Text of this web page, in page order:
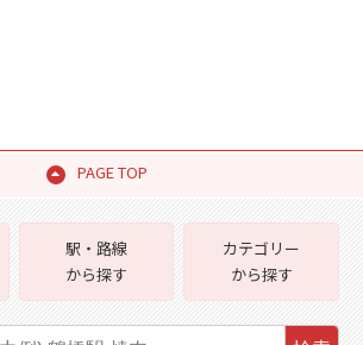
PAGE TOP
駅・路線
から探す
カテゴリー
から探す